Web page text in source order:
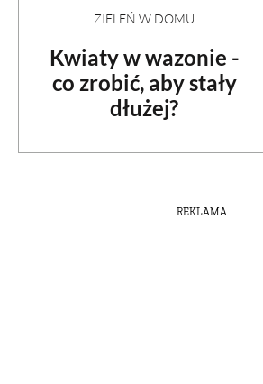
ZIELEŃ W DOMU
Kwiaty w wazonie -
co zrobić, aby stały
dłużej?
REKLAMA